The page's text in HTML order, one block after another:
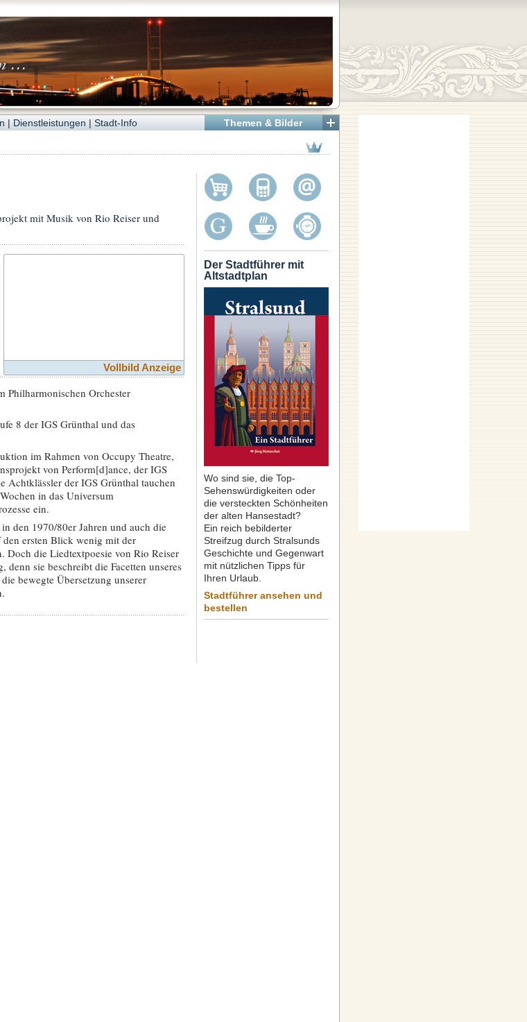
Themen & Bilder
| Dienstleistungen | Stadt-Info
Der Stadtführer mit
Altstadtplan
Wo sind sie, die Top-
Sehenswürdigkeiten oder
die versteckten Schönheiten
der alten Hansestadt?
Ein reich bebilderter
Streifzug durch Stralsunds
Geschichte und Gegenwart
mit nützlichen Tipps für
Ihren Urlaub.
Stadtführer ansehen und
bestellen
mit Musik von Rio Reiser und
Vollbild Anzeige
Philharmonischen Orchester
8 der IGS Grünthal und das
im Rahmen von Occupy Theatre,
von Perform[d]ance, der IGS
Achtklässler der IGS Grünthal tauchen
in das Universum
ein.
den 1970/80er Jahren und auch die
ersten Blick wenig mit der
Doch die Liedtextpoesie von Rio Reiser
sie beschreibt die Facetten unseres
bewegte Übersetzung unserer